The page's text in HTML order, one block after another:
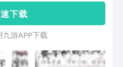
还能随心塑造角色身份和性格，
，杀手，浪客…丰富玩法与江
绝一条龙、拒绝固定养成线
人千面的江湖体验！赶快和好
入，开启纯正武侠冒险，体验独
江湖吧！
下 载
九游APP下载